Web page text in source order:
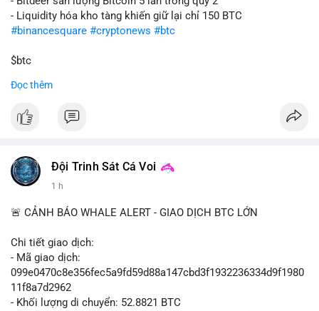
- Liquidity hóa kho tàng khiến giữ lại chỉ 150 BTC
#binancesquare #cryptonews #btc
$btc
#vlikevn
📰 Nguồn: Cointelegraph
Đọc thêm
Đội Trinh Sát Cá Voi
1 h
🚨 CẢNH BÁO WHALE ALERT - GIAO DỊCH BTC LỚN
Chi tiết giao dịch:
- Mã giao dịch:
099e0470c8e356fec5a9fd59d88a147cbd3f1932236334d9f1980
11f8a7d2962
- Khối lượng di chuyển: 52.8821 BTC